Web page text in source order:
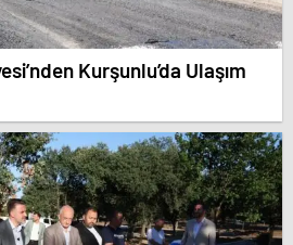
Kurşunlu’da Ulaşım